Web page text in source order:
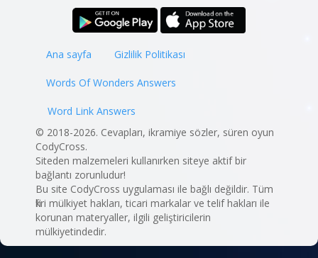
Ana sayfa Gizlilik Politikası
Words Of Wonders Answers
Word Link Answers
© 2018-2026. Cevapları, ikramiye sözler, süren oyun
CodyCross.
Siteden malzemeleri kullanırken siteye aktif bir
bağlantı zorunludur!
Bu site CodyCross uygulaması ile bağlı değildir. Tüm
fikri mülkiyet hakları, ticari markalar ve telif hakları ile
korunan materyaller, ilgili geliştiricilerin
mülkiyetindedir.